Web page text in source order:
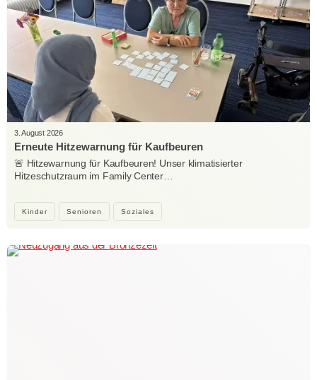
Kinder Senioren Soziales
3. August 2026
Erneute Hitzewarnung für Kaufbeuren
🚨 Hitzewarnung für Kaufbeuren! Unser klimatisierter
Hitzeschutzraum im Family Center…